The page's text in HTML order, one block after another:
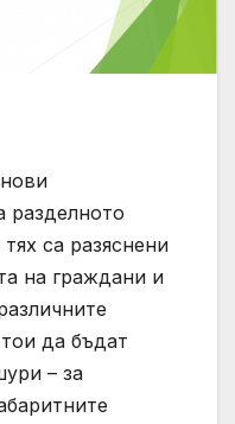
разделното
са разяснени
на граждани и
да бъдат
– за